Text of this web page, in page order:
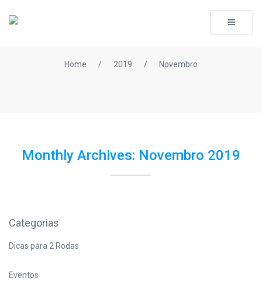
Toggle
Home / 2019 / Novembro
Monthly Archives: Novembro 2019
Categorias
Dicas para 2 Rodas
Eventos